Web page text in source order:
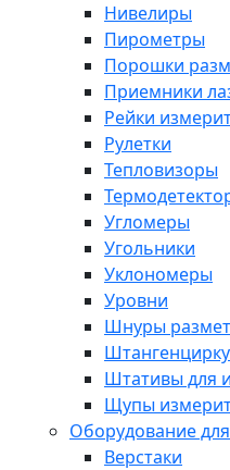
Нивелиры
Пирометры
Порошки
Приемники
Рейки
Рулетки
Тепловизоры
Угломеры
Угольники
Уклономеры
Уровни
Шнуры
Штативы для
Щупы
Оборудование
Верстаки